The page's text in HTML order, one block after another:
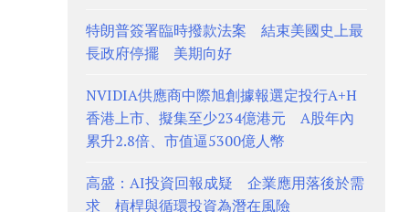
特朗普簽署臨時撥款法案 結束美國史上最
長政府停擺 美期向好
NVIDIA供應商中際旭創據報選定投行A+H
香港上市、擬集至少234億港元 A股年內
累升2.8倍、市值逼5300億人幣
高盛：AI投資回報成疑 企業應用落後於需
求 槓桿與循環投資為潛在風險